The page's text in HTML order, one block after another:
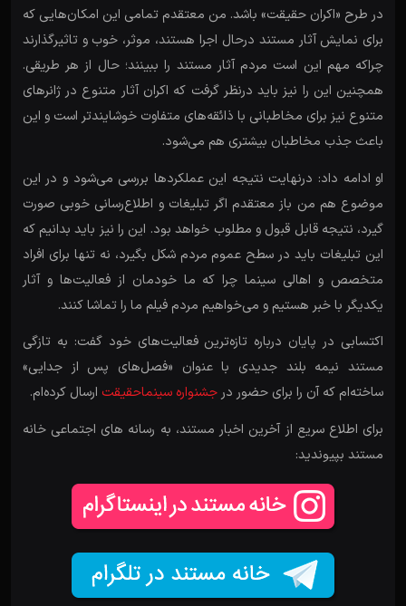
در طرح «اکران حقیقت» باشد. من معتقدم تمامی این امکان‌هایی که
برای نمایش آثار مستند درحال اجرا هستند، موثر، خوب و تاثیرگذارند
چراکه مهم این است مردم آثار مستند را ببینند؛ حال از هر طریقی.
همچنین این را نیز باید درنظر گرفت که اکران آثار متنوع در ژانرهای
متنوع نیز برای مخاطبانی با ذائقه‌های متفاوت خوشایندتر است و این
باعث جذب مخاطبان بیشتری هم می‌شود.
او ادامه داد: درنهایت نتیجه این عملکردها بررسی می‌شود و در این
موضوع هم من باز معتقدم اگر تبلیغات و اطلاع‌رسانی خوبی صورت
گیرد، نتیجه قابل قبول و مطلوب خواهد بود. این را نیز باید بدانیم که
این تبلیغات باید در سطح عموم مردم شکل بگیرد، نه تنها برای افراد
متخصص و اهالی سینما چرا که ما خودمان از فعالیت‌ها و آثار
یکدیگر با خبر هستیم و می‌خواهیم مردم فیلم ما را تماشا کنند.
اکتسابی در پایان درباره تازه‌ترین فعالیت‌های خود گفت: به تازگی
مستند نیمه بلند جدیدی با عنوان «فصل‌های پس از جدایی»
ساخته‌ام که آن را برای حضور درجشنواره سینماحقیقت ارسال کرده‌ام.
برای اطلاع سریع از آخرین اخبار مستند، به رسانه های اجتماعی خانه
مستند بپیوندید: